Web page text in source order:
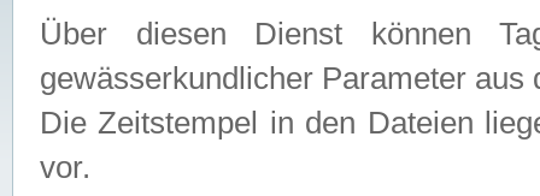
Über diesen Dienst können
gewässerkundlicher Parameter aus
Die Zeitstempel in den Dateien
vor.